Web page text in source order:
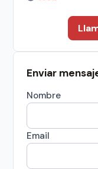
Enviar
Nombre
Email